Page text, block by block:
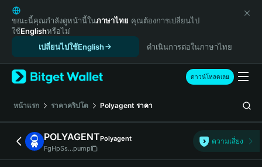
English
日本語
Tiếng Việt
Español (Latinoamérica)
Türkçe
Français
Deutsch
简体中文
繁體中文
Português (Portugal)
ขณะนี้คุณกำลังดูหน้านี้ในภาษาไทย คุณต้องการเปลี่ยนไป
ใช้Englishหรือไม่
เปลี่ยนไปใช้English
ดำเนินการต่อในภาษาไทย
ดาวน์โหลดเลย
หน้าแรก ราคาคริปโต Polyagent ราคา
POLYAGENTPolyagent
FgHpSs...pump
ความเสี่ยง